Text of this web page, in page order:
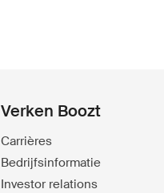
Verken Boozt
Carrières
Bedrijfsinformatie
Investor relations